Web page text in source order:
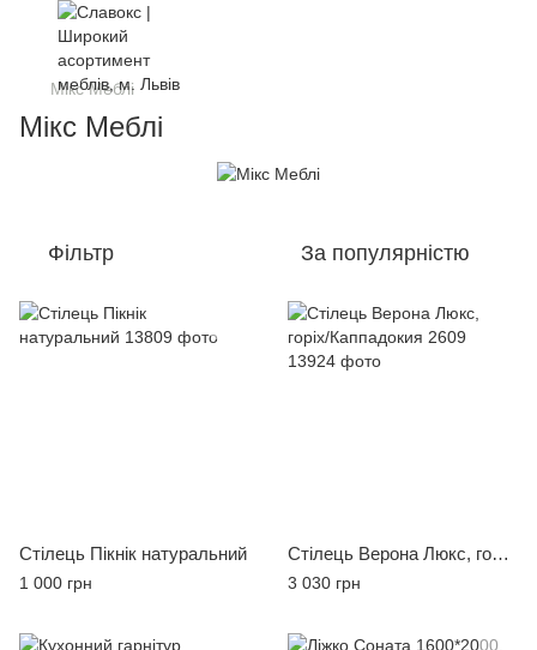
Мікс Меблі
Мікс Меблі
Фільтр За популярністю
Стілець Пікнік натуральний
1 000 грн
Стілець Верона Люкс, горіх/Каппадокия 2609
3 030 грн